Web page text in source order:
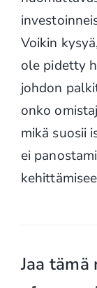
Voikin
ole pidetty
johdon
onko
mikä suosii
ei
Jaa tämä